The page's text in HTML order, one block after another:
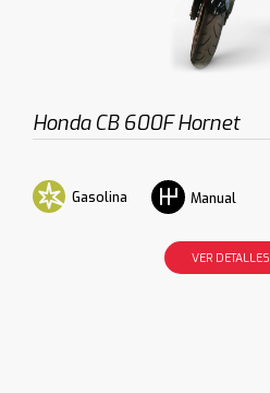
Honda CB 600F Hornet
Gasolina Manual
VER DETALLES